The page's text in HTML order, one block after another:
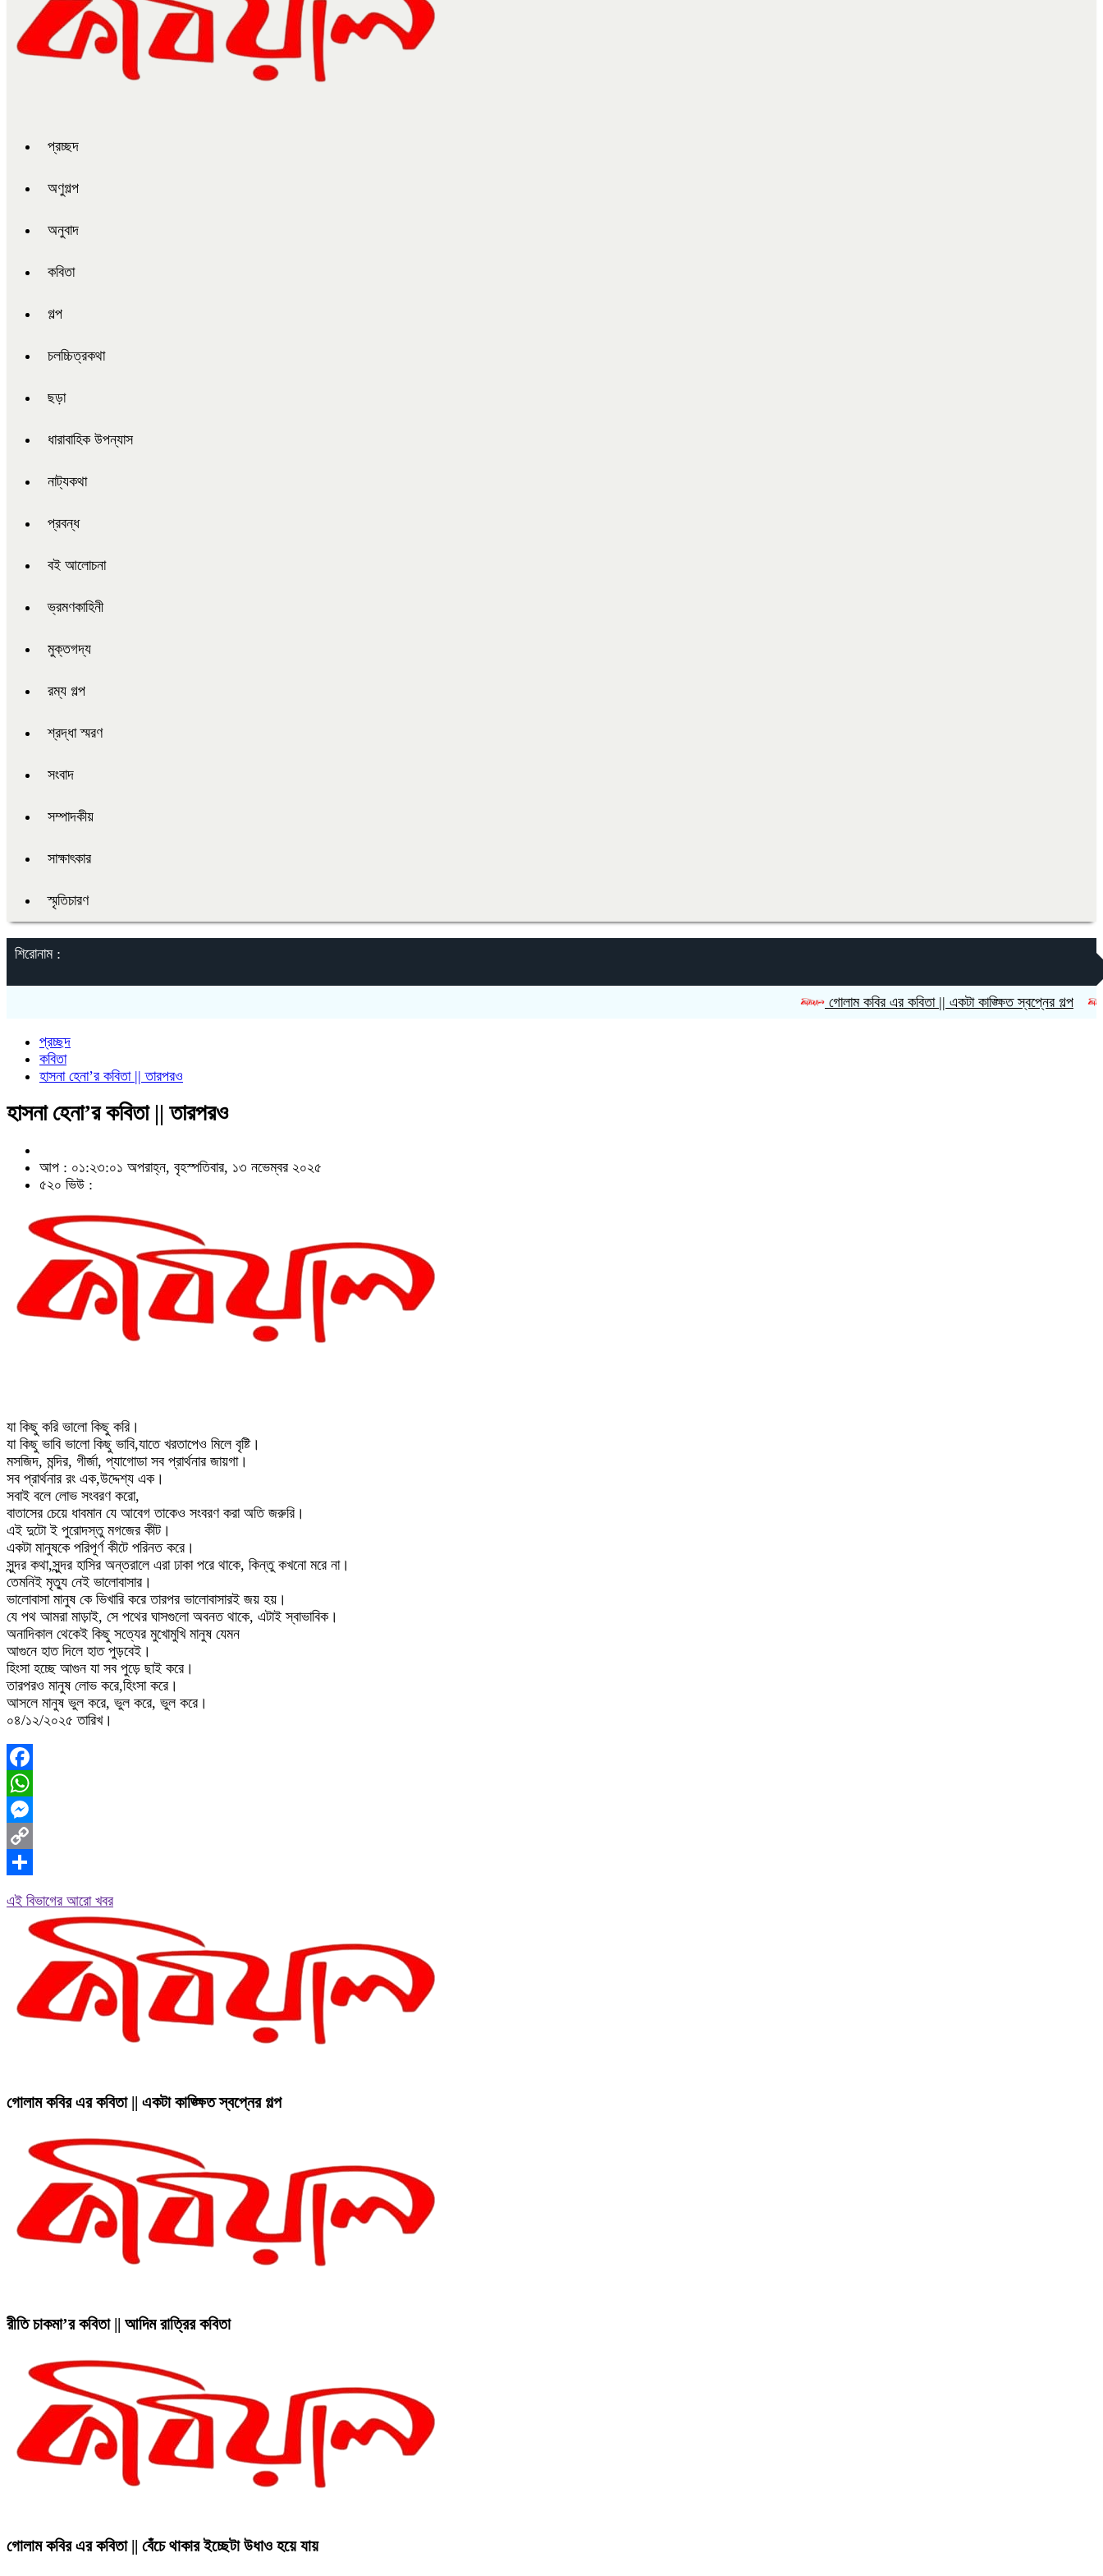
প্রচ্ছদ
অণুগল্প
অনুবাদ
কবিতা
গল্প
চলচ্চিত্রকথা
ছড়া
ধারাবাহিক উপন্যাস
নাট্যকথা
প্রবন্ধ
বই আলোচনা
ভ্রমণকাহিনী
মুক্তগদ্য
রম্য গল্প
শ্রদ্ধা স্মরণ
সংবাদ
সম্পাদকীয়
সাক্ষাৎকার
স্মৃতিচারণ
শিরোনাম :
গোলাম কবির এর কবিতা || একটা কাঙ্ক্ষিত স্বপ্নের গল্প রীতি
প্রচ্ছদ
কবিতা
হাসনা হেনা’র কবিতা || তারপরও
হাসনা হেনা’র কবিতা || তারপরও
আপ : ০১:২৩:০১ অপরাহ্ন, বৃহস্পতিবার, ১৩ নভেম্বর ২০২৫
৫২০ ভিউ :
যা কিছু করি ভালো কিছু করি।
যা কিছু ভাবি ভালো কিছু ভাবি,যাতে খরতাপেও মিলে বৃষ্টি।
মসজিদ, মন্দির, গীর্জা, প্যাগোডা সব প্রার্থনার জায়গা।
সব প্রার্থনার রং এক,উদ্দেশ্য এক।
সবাই বলে লোভ সংবরণ করো,
বাতাসের চেয়ে ধাবমান যে আবেগ তাকেও সংবরণ করা অতি জরুরি।
এই দুটো ই পুরোদস্তু মগজের কীট।
একটা মানুষকে পরিপূর্ণ কীটে পরিনত করে।
সুন্দর কথা,সুন্দর হাসির অন্তরালে এরা ঢাকা পরে থাকে, কিন্তু কখনো মরে না।
তেমনিই মৃত্যু নেই ভালোবাসার।
ভালোবাসা মানুষ কে ভিখারি করে তারপর ভালোবাসারই জয় হয়।
যে পথ আমরা মাড়াই, সে পথের ঘাসগুলো অবনত থাকে, এটাই স্বাভাবিক।
অনাদিকাল থেকেই কিছু সত্যের মুখোমুখি মানুষ যেমন
আগুনে হাত দিলে হাত পুড়বেই।
হিংসা হচ্ছে আগুন যা সব পুড়ে ছাই করে।
তারপরও মানুষ লোভ করে,হিংসা করে।
আসলে মানুষ ভুল করে, ভুল করে, ভুল করে।
০৪/১২/২০২৫ তারিখ।
Facebook
WhatsApp
Messenger
Copy
এই বিভাগের আরো খবর
গোলাম কবির এর কবিতা || একটা কাঙ্ক্ষিত স্বপ্নের গল্প
রীতি চাকমা’র কবিতা || আদিম রাত্রির কবিতা
গোলাম কবির এর কবিতা || বেঁচে থাকার ইচ্ছেটা উধাও হয়ে যায়